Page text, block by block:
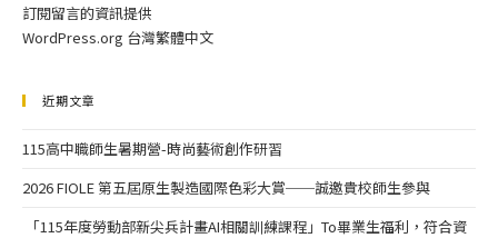
訂閱留言的資訊提供
WordPress.org 台灣繁體中文
近期文章
115高中職師生暑期營-時尚藝術創作研習
2026 FIOLE 第五屆原生製造國際色彩大賞──誠邀貴校師生參與
「115年度勞動部新尖兵計畫AI相關訓練課程」To畢業生福利，符合資